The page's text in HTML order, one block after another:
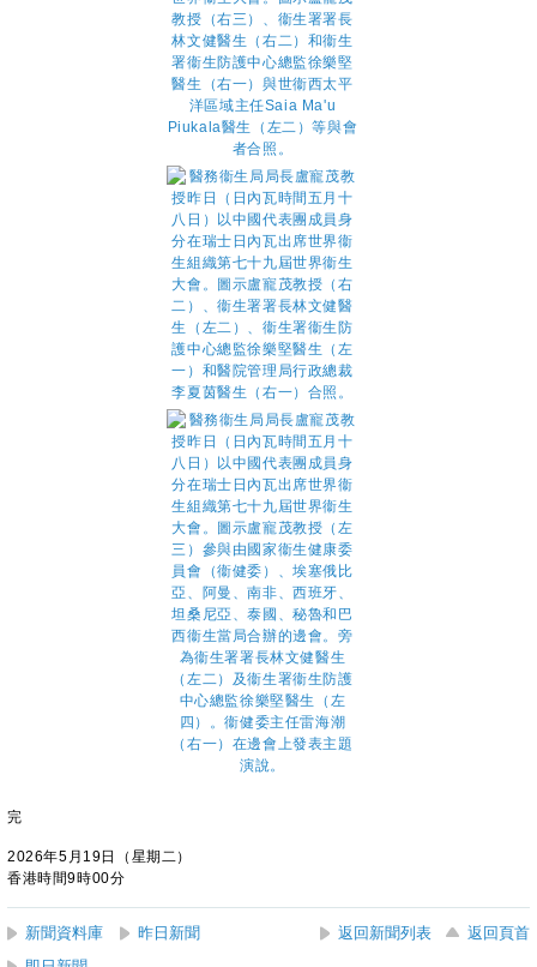
完
2026年5月19日（星期二）
香港時間9時00分
新聞資料庫 昨日新聞 返回新聞列表
返回頁首